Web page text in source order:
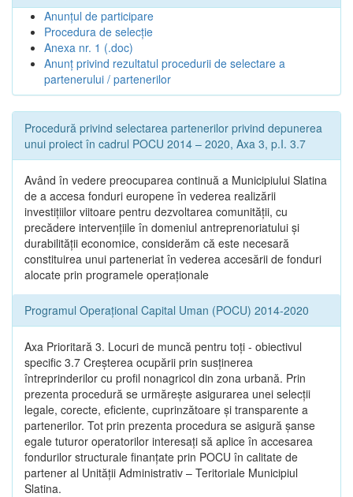
Anunțul de participare
Procedura de selecție
Anexa nr. 1 (.doc)
Anunț privind rezultatul procedurii de selectare a
partenerului / partenerilor
Procedură privind selectarea partenerilor privind depunerea
unui proiect în cadrul POCU 2014 – 2020, Axa 3, p.I. 3.7
Având în vedere preocuparea continuă a Municipiului Slatina
de a accesa fonduri europene în vederea realizării
investițiilor viitoare pentru dezvoltarea comunității, cu
precădere intervențiile în domeniul antreprenoriatului și
durabilității economice, considerăm că este necesară
constituirea unui parteneriat în vederea accesării de fonduri
alocate prin programele operaționale
Programul Operațional Capital Uman (POCU) 2014-2020
Axa Prioritară 3. Locuri de muncă pentru toţi - obiectivul
specific 3.7 Creșterea ocupării prin susținerea
întreprinderilor cu profil nonagricol din zona urbană. Prin
prezenta procedură se urmăreşte asigurarea unei selecții
legale, corecte, eficiente, cuprinzătoare şi transparente a
partenerilor. Tot prin prezenta procedura se asigură şanse
egale tuturor operatorilor interesaţi să aplice în accesarea
fondurilor structurale finanţate prin POCU în calitate de
partener al Unității Administrativ – Teritoriale Municipiul
Slatina.